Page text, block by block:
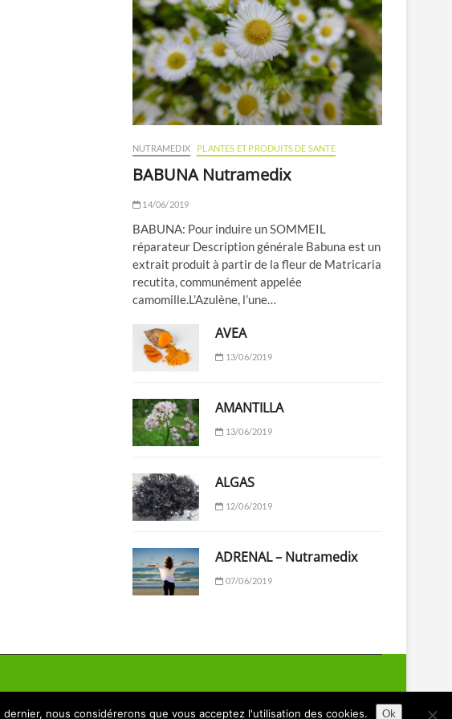
NUTRAMEDIX PLANTES ET PRODUITS DE SANTE
BABUNA Nutramedix
14/06/2019
BABUNA: Pour induire un SOMMEIL
réparateur Description générale Babuna est un
extrait produit à partir de la fleur de Matricaria
recutita, communément appelée
camomille.L’Azulène, l’une…
AVEA
13/06/2019
AMANTILLA
13/06/2019
ALGAS
12/06/2019
ADRENAL – Nutramedix
07/06/2019
nous considérerons que vous acceptez l'utilisation des cookies. Ok